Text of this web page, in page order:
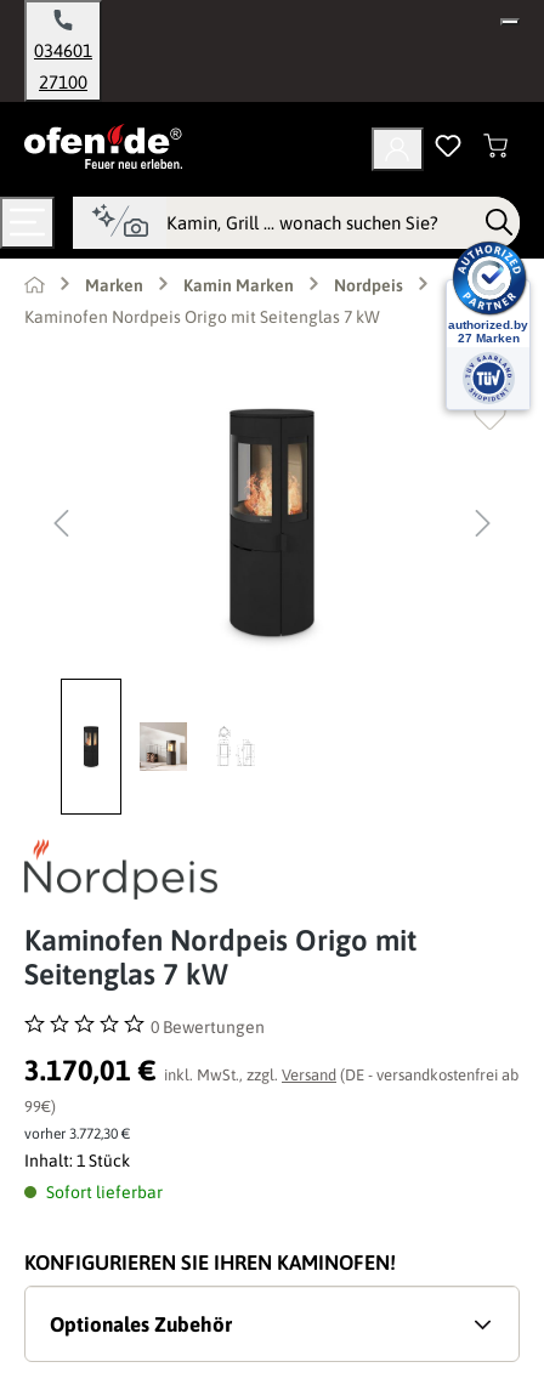
springen
034601
27100
Marken Kamin Marken
Nordpeis
Kaminofen Nordpeis Origo mit Seitenglas 7 kW
Kaminofen Nordpeis Origo mit
Seitenglas 7 kW
Durchschnittliche Bewertung von 0 von 5 Sternen
0 Bewertungen
3.170,01 € inkl. MwSt., zzgl. Versand (DE - versandkostenfrei ab
99€)
vorher 3.772,30 €
Inhalt: 1 Stück
Sofort lieferbar
KONFIGURIEREN SIE IHREN KAMINOFEN!
Optionales Zubehör